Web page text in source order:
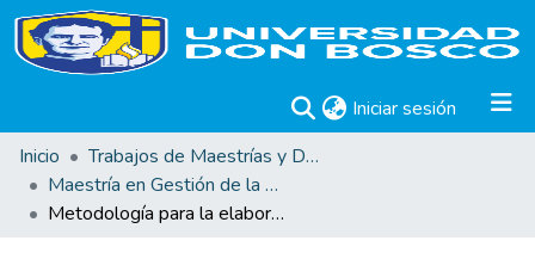
Iniciar sesión (current)
Inicio
Trabajos de Maestrías y Doctorados
Maestría en Gestión de la Calidad
Metodología para la elaboración de diagnóstico y diseño del plan de trabajo para la implementación de la Norma ISO 9001:2008 en SWDECA.